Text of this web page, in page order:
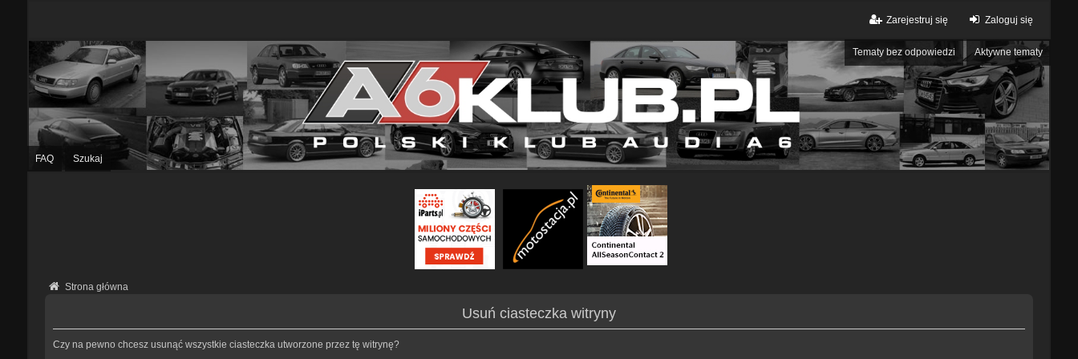
Zaloguj się
Zarejestruj się
Tematy bez odpowiedzi Aktywne tematy
FAQ Szukaj
Strona główna
Usuń ciasteczka witryny
Czy na pewno chcesz usunąć wszystkie ciasteczka utworzone przez tę witrynę?